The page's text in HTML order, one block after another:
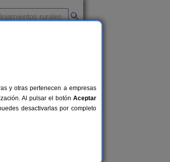
y otras pertenecen a empresas
Al pulsar el botón Aceptar
desactivarlas por completo